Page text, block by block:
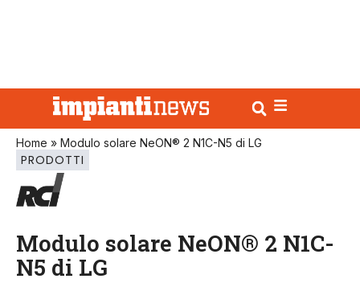
Home » Modulo solare NeON® 2 N1C-N5 di LG
PRODOTTI
Modulo solare NeON® 2 N1C-
N5 di LG